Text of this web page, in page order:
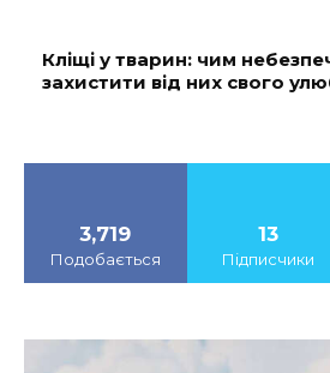
Кліщі у тварин: чим
захистити від них свого
3,719
Подобається
13
Підписчики